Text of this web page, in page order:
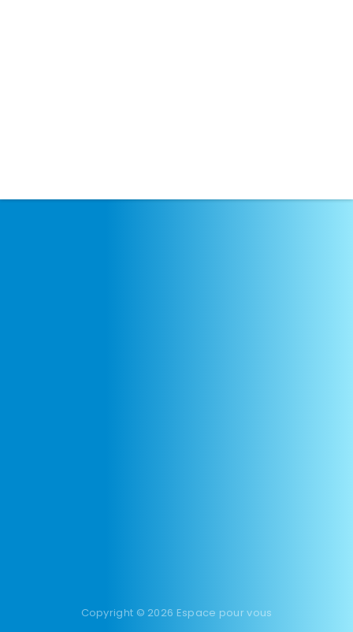
Copyright © 2026 Espace pour vous